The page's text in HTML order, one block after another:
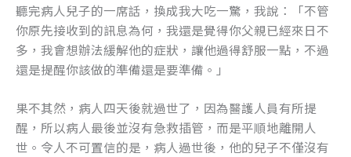
聽完病人兒子的一席話，換成我大吃一驚，我說：「不管
你原先接收到的訊息為何，我還是覺得你父親已經來日不
多，我會想辦法緩解他的症狀，讓他過得舒服一點，不過
還是提醒你該做的準備還是要準備。」
果不其然，病人四天後就過世了，因為醫護人員有所提
醒，所以病人最後並沒有急救插管，而是平順地離開人
世。令人不可置信的是，病人過世後，他的兒子不僅沒有